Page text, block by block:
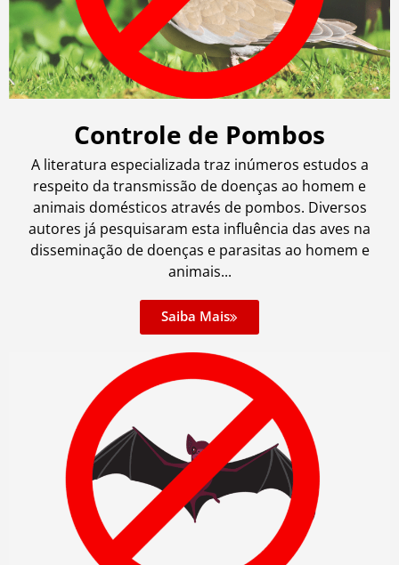
Controle de Pombos
A literatura especializada traz inúmeros estudos a
respeito da transmissão de doenças ao homem e
animais domésticos através de pombos. Diversos
autores já pesquisaram esta influência das aves na
disseminação de doenças e parasitas ao homem e
animais...
Saiba Mais